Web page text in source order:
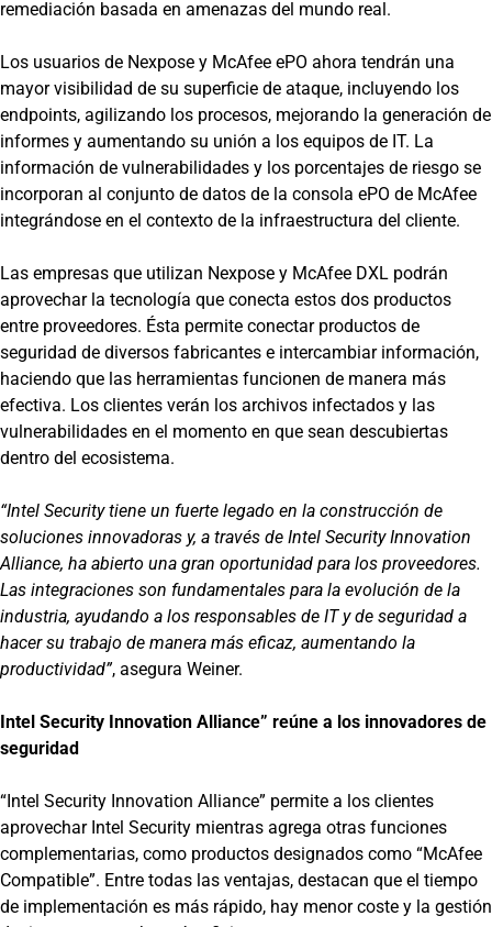
remediación basada en amenazas del mundo real.
Los usuarios de Nexpose y McAfee ePO ahora tendrán una
mayor visibilidad de su superficie de ataque, incluyendo los
endpoints, agilizando los procesos, mejorando la generación de
informes y aumentando su unión a los equipos de IT. La
información de vulnerabilidades y los porcentajes de riesgo se
incorporan al conjunto de datos de la consola ePO de McAfee
integrándose en el contexto de la infraestructura del cliente.
Las empresas que utilizan Nexpose y McAfee DXL podrán
aprovechar la tecnología que conecta estos dos productos
entre proveedores. Ésta permite conectar productos de
seguridad de diversos fabricantes e intercambiar información,
haciendo que las herramientas funcionen de manera más
efectiva. Los clientes verán los archivos infectados y las
vulnerabilidades en el momento en que sean descubiertas
dentro del ecosistema.
“Intel Security tiene un fuerte legado en la construcción de
soluciones innovadoras y, a través de Intel Security Innovation
Alliance, ha abierto una gran oportunidad para los proveedores.
Las integraciones son fundamentales para la evolución de la
industria, ayudando a los responsables de IT y de seguridad a
hacer su trabajo de manera más eficaz, aumentando la
productividad”, asegura Weiner.
Intel Security Innovation Alliance” reúne a los innovadores de
seguridad
“Intel Security Innovation Alliance” permite a los clientes
aprovechar Intel Security mientras agrega otras funciones
complementarias, como productos designados como “McAfee
Compatible”. Entre todas las ventajas, destacan que el tiempo
de implementación es más rápido, hay menor coste y la gestión